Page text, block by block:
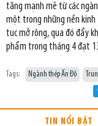
tăng mạnh mẽ từ các
một trong những nền
tục mở rộng, qua đó đẩy
phẩm trong tháng 4 đạt
Tags: Ngành thép Ấn Độ
TIN NỔI BẬT